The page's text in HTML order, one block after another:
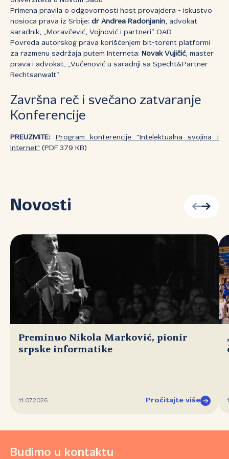
Primena pravila o odgovornosti host provajdera - iskustvo
nosioca prava iz Srbije: dr Andrea Radonjanin , advokat
saradnik, „Moravčević, Vojnović i partneri“ OAD
Povreda autorskog prava korišćenjem bit-torent platformi
za razmenu sadržaja putem Interneta: Novak Vujičić, master
prava i advokat, „Vučenović u saradnji sa Specht&Partner
Rechtsanwalt“
Završna reč i svečano zatvaranje
Konferencije
PREUZMITE:
Program konferencije "Intelektualna svojina i
Internet" (PDF 379 KB)
Novosti
Preminuo Nikola Marković, pionir
srpske informatike
11.07.2026. Pročitajte više
Budimo u kontaktu